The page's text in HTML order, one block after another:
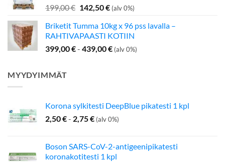
199,00€ Alkuperäinen
oli:
199,00 €.
142,50€Nykyinen
on:
142,50 €.
(alv 0%)
Briketit Tumma 10kg x 96 pss lavalla –
RAHTIVAPAASTI KOTIIN
399,00€- 439,00€ (alv 0%)
MYYDYIMMÄT
Korona sylkitesti DeepBlue pikatesti 1 kpl
2,50€- 2,75€ (alv 0%)
Boson SARS-CoV-2-antigeenipikatesti
koronakotitesti 1 kpl